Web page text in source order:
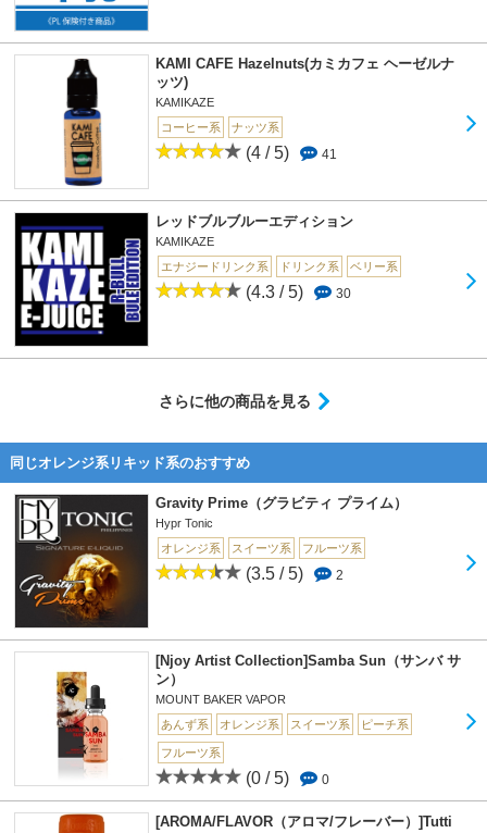
KAMI CAFE Hazelnuts(カミカフェ ヘーゼルナ
ッツ)
KAMIKAZE
コーヒー系
ナッツ系
(4 / 5) 41
レッドブルブルーエディション
KAMIKAZE
エナジードリンク系
ドリンク系 ベリー系
(4.3 / 5) 30
さらに他の商品を見る
同じオレンジ系リキッド系のおすすめ
Gravity Prime（グラビティ プライム）
Hypr Tonic
オレンジ系
スイーツ系 フルーツ系
(3.5 / 5) 2
[Njoy Artist Collection]Samba Sun（サンバ サ
ン）
MOUNT BAKER VAPOR
あんず系
オレンジ系 スイーツ系 ピーチ系
フルーツ系
(0 / 5) 0
[AROMA/FLAVOR（アロマ/フレーバー）]Tutti